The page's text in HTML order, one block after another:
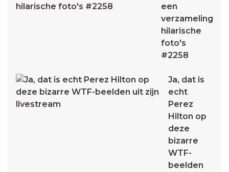
een
verzameling
hilarische
foto's
#2258
Ja, dat is
echt
Perez
Hilton op
deze
bizarre
WTF-
beelden